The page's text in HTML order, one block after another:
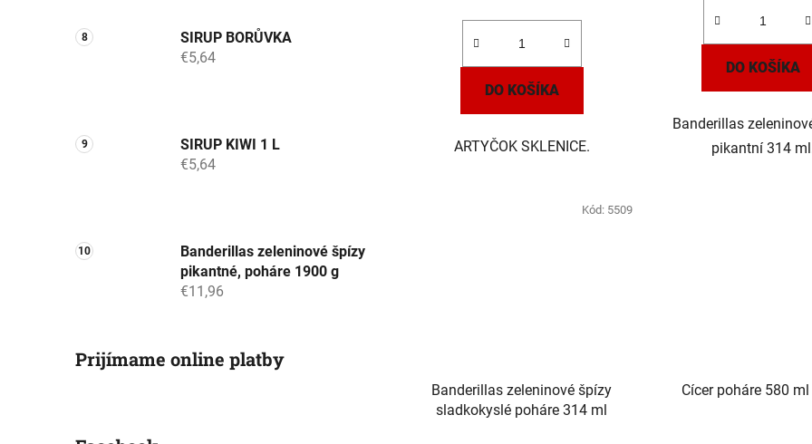
SIRUP BORŮVKA
€5,64
SIRUP KIWI 1 L
€5,64
Banderillas zeleninové špízy
pikantné, poháre 1900 g
€11,96
Prijímame online platby
DO KOŠÍKA
ARTYČOK SKLENICE.
DO KOŠÍKA
Banderillas
pikantní 314
Banderillas zeleninové špízy
sladkokyslé poháre 314 ml
Kód: 5509
Cícer poháre 580